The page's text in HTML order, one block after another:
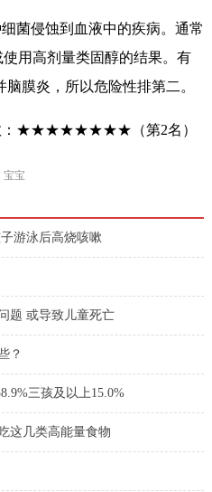
菌侵蚀到血液中的疾病。通常
用高剂量类固醇的结果。有
膜炎，所以危险性排第二。
数：★★★★★★★★（第2名）
宝宝
游泳后高烧咳嗽
题 或导致儿童死亡
？
三孩及以上15.0%
这几类高能量食物